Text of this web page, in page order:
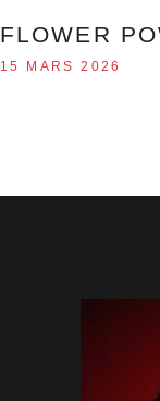
FLOWER
15 MARS 2026